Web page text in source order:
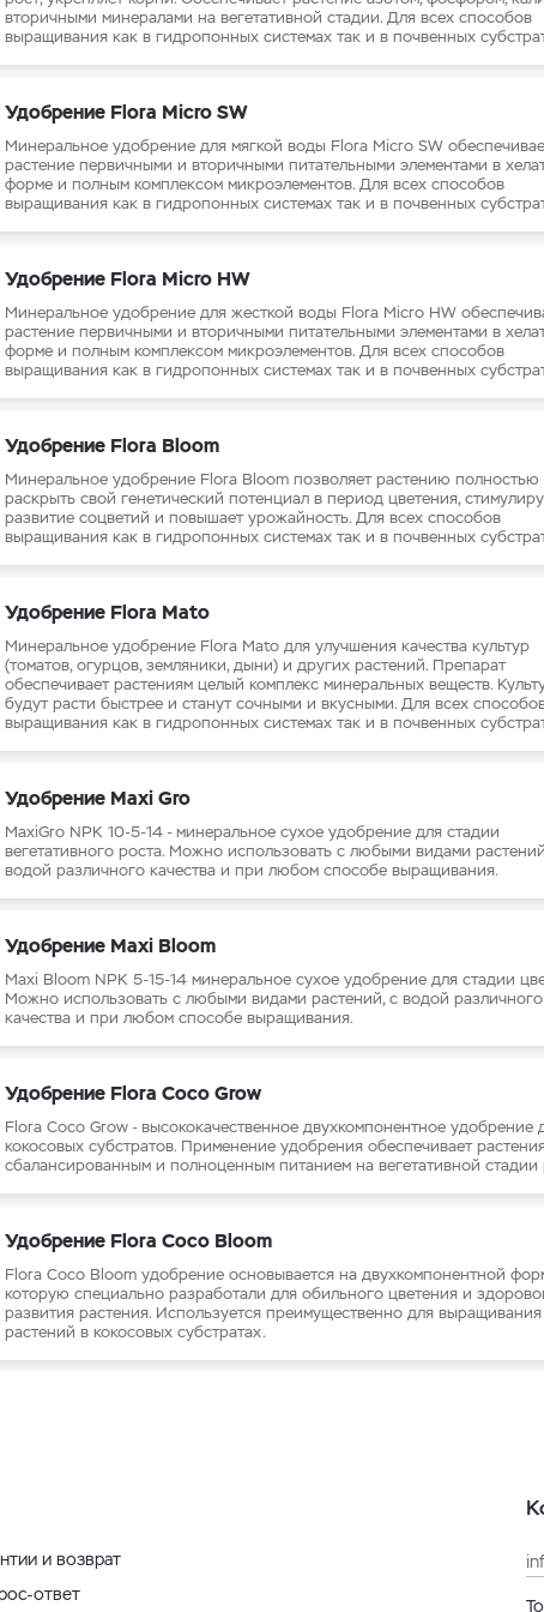
Plagron
вторичными минералами на вегетативной стадии. Для всех способов
выращивания как в гидропонных системах так и в почвенных
Удобрение Flora Micro SW
Минеральное удобрение для мягкой воды Flora Micro SW
растение первичными и вторичными питательными элементами в
форме и полным комплексом микроэлементов. Для всех способов
выращивания как в гидропонных системах так и в почвенных
Удобрение Flora Micro HW
Минеральное удобрение для жесткой воды Flora Micro HW
растение первичными и вторичными питательными элементами в
форме и полным комплексом микроэлементов. Для всех способов
выращивания как в гидропонных системах так и в почвенных
Удобрение Flora Bloom
Минеральное удобрение Flora Bloom позволяет растению полностью
раскрыть свой генетический потенциал в период цветения,
развитие соцветий и повышает урожайность. Для всех способов
выращивания как в гидропонных системах так и в почвенных
Удобрение Flora Mato
Минеральное удобрение Flora Mato для улучшения качества культур
(томатов, огурцов, земляники, дыни) и других растений. Препарат
обеспечивает растениям целый комплекс минеральных веществ.
будут расти быстрее и станут сочными и вкусными. Для всех
выращивания как в гидропонных системах так и в почвенных
Удобрение Maxi Gro
MaxiGro NPK 10-5-14 - минеральное сухое удобрение для стадии
вегетативного роста. Можно использовать с любыми видами
водой различного качества и при любом способе выращивания.
Удобрение Maxi Bloom
Maxi Bloom NPK 5-15-14 минеральное сухое удобрение для стадии
Можно использовать с любыми видами растений, с водой различного
качества и при любом способе выращивания.
Удобрение Flora Coco Grow
Flora Coco Grow - высококачественное двухкомпонентное удобрение
кокосовых субстратов. Применение удобрения обеспечивает
сбалансированным и полноценным питанием на вегетативной стадии
Удобрение Flora Coco Bloom
Flora Coco Bloom удобрение основывается на двухкомпонентной
которую специально разработали для обильного цветения и
развития растения. Используется преимущественно для выращивания
растений в кокосовых субстратах.
и возврат
ответ